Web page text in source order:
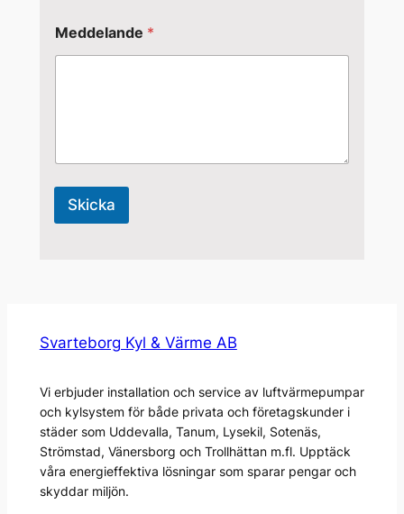
Meddelande *
Skicka
Svarteborg Kyl & Värme AB
Vi erbjuder installation och service av luftvärmepumpar
och kylsystem för både privata och företagskunder i
städer som Uddevalla, Tanum, Lysekil, Sotenäs,
Strömstad, Vänersborg och Trollhättan m.fl. Upptäck
våra energieffektiva lösningar som sparar pengar och
skyddar miljön.